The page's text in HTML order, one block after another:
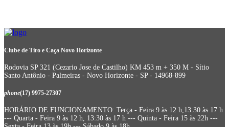
Clube de Tiro e Caça Novo Horizonte
Rodovia SP 321 (Cezario Jose de Castilho) KM 453 m + 350 M - Sítio
Santo Antônio - Palmeiras - Novo Horizonte - SP - 14968-899
phone(17) 9975-27307
HORÁRIO DE FUNCIONAMENTO: Terça - Feira 9 às 12 h,13:30 às 17 h
--- Quarta - Feira 9 às 12 h, 13:30 às 17 h --- Quinta - Feira 15 às 22h ---